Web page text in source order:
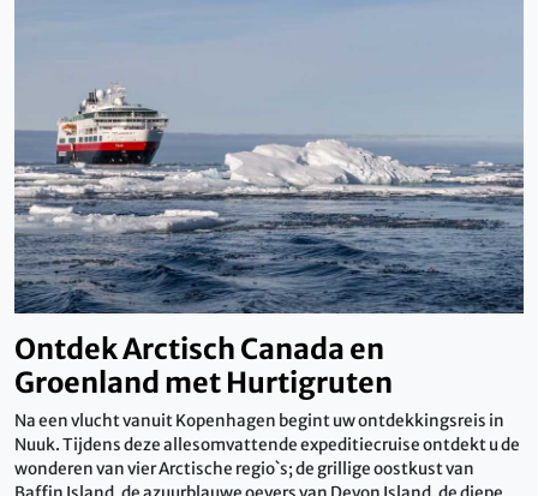
Ontdek Arctisch Canada en
Groenland met Hurtigruten
Na een vlucht vanuit Kopenhagen begint uw ontdekkingsreis in
Nuuk. Tijdens deze allesomvattende expeditiecruise ontdekt u de
wonderen van vier Arctische regio`s; de grillige oostkust van